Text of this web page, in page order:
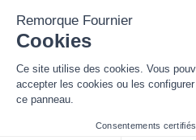
ECRIVEZ-NOUS
Remorque Fournier
Cookies
Ce site utilise des cookies. Vous
accepter les cookies ou les
ce panneau.
Consentements